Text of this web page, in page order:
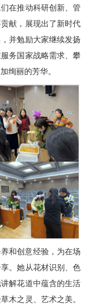
在推动科研创新、管
献，展现出了新时代
并勉励大家继续发扬
务国家战略需求、攀
绚丽的芳华。
和创意经验，为在场
。她从花材识别、色
解花道中蕴含的生活
木之灵、艺术之美。